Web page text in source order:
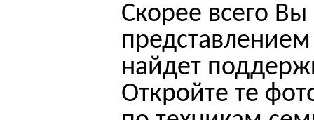
Скорее всего
найдет
Откройте те